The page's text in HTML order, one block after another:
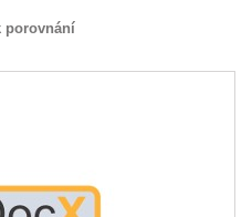
porovnání